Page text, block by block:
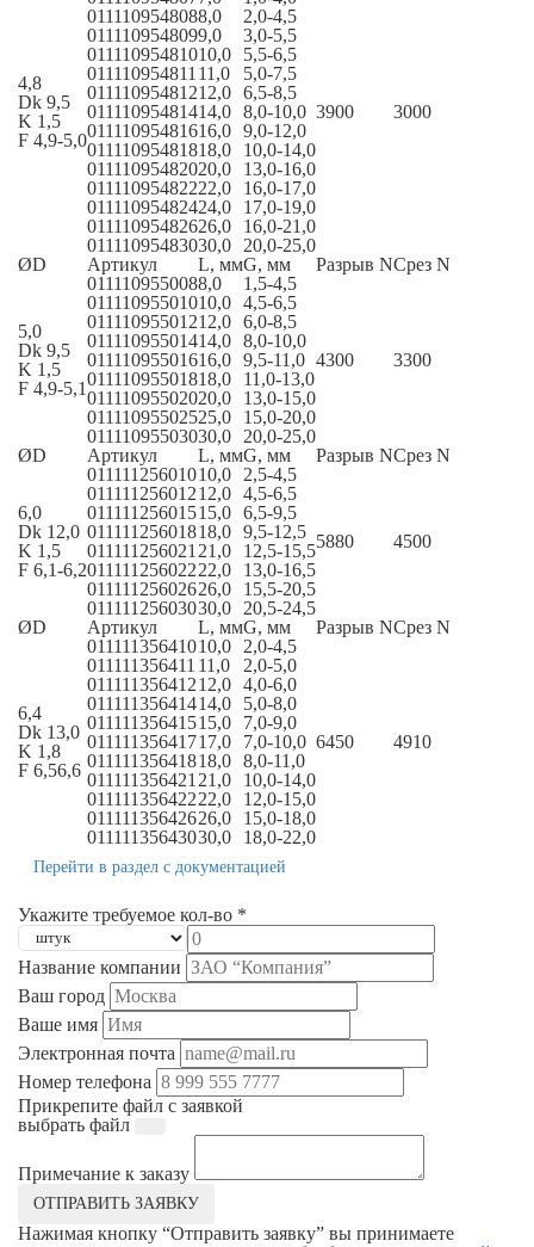
4,8
Dk 9,5
K 1,5
F 4,9-5,0
3900 3000
0111109548088,0
2,0-4,5
0111109548099,0
3,0-5,5
01111095481010,0
5,5-6,5
011110954811 11,0
5,0-7,5
01111095481212,0 6,5-8,5
01111095481414,0 8,0-10,0
01111095481616,0 9,0-12,0
01111095481818,0
10,0-14,0
01111095482020,0
13,0-16,0
01111095482222,0
16,0-17,0
01111095482424,0
17,0-19,0
01111095482626,0
16,0-21,0
01111095483030,0
20,0-25,0
ØD
Артикул L, ммG, мм Разрыв NСрез N
5,0
Dk 9,5
K 1,5
F 4,9-5,1
0111109550088,0 1,5-4,5
4300 3300
01111095501010,0 4,5-6,5
01111095501212,0 6,0-8,5
01111095501414,0 8,0-10,0
01111095501616,0 9,5-11,0
01111095501818,0
11,0-13,0
01111095502020,0
13,0-15,0
01111095502525,0
15,0-20,0
01111095503030,0
20,0-25,0
ØD
Артикул L, ммG, мм Разрыв NСрез N
6,0
Dk 12,0
K 1,5
F 6,1-6,2
01111125601010,0 2,5-4,5
5880 4500
01111125601212,0 4,5-6,5
01111125601515,0 6,5-9,5
01111125601818,0 9,5-12,5
011111256021 21,0
12,5-15,5
01111125602222,0
13,0-16,5
01111125602626,0
15,5-20,5
01111125603030,0
20,5-24,5
ØD
Артикул L, ммG, мм Разрыв NСрез N
6,4
Dk 13,0
K 1,8
F 6,56,6
01111135641010,0 2,0-4,5
6450 4910
011111356411 11,0
2,0-5,0
01111135641212,0 4,0-6,0
01111135641414,0
5,0-8,0
01111135641515,0
7,0-9,0
01111135641717,0
7,0-10,0
01111135641818,0 8,0-11,0
011111356421 21,0
10,0-14,0
01111135642222,0
12,0-15,0
01111135642626,0
15,0-18,0
01111135643030,0 18,0-22,0
Перейти в раздел с документацией
Укажите требуемое кол-во *
Название компании
Ваш город
Ваше имя
Электронная почта
Номер телефона
Прикрепите файл с заявкой
выбрать файл
Примечание к заказу
ОТПРАВИТЬ ЗАЯВКУ
Нажимая кнопку “Отправить заявку” вы принимаете